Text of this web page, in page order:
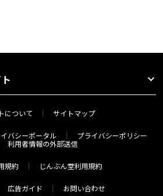
について サイトマップ
バシーポータル
プライバシーポリシー
利用者情報の外部送信
規約 じんぶん堂利用規約
広告ガイド お問い合わせ